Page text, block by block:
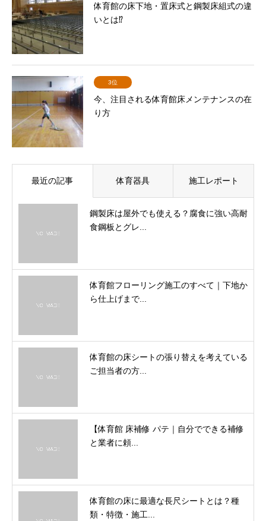
体育館の床下地・置床式と鋼製床組式の違
いとは⁉
3位
今、注目される体育館床メンテナンスの在
り方
最近の記事 体育器具 施工レポート
鋼製床は屋外でも使える？腐食に強い高耐
食鋼板とグレ...
体育館フローリング施工のすべて｜下地か
ら仕上げまで...
体育館の床シートの張り替えを考えている
ご担当者の方...
【体育館 床補修 パテ｜自分でできる補修
と業者に頼...
体育館の床に最適な長尺シートとは？種
類・特徴・施工...